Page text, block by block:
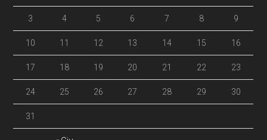
3 4 5 6 7 8 9
10 11 12 13 14 15 16
17 18 19 20 21 22 23
24 25 26 27 28 29 30
31